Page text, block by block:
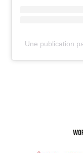
Une publication